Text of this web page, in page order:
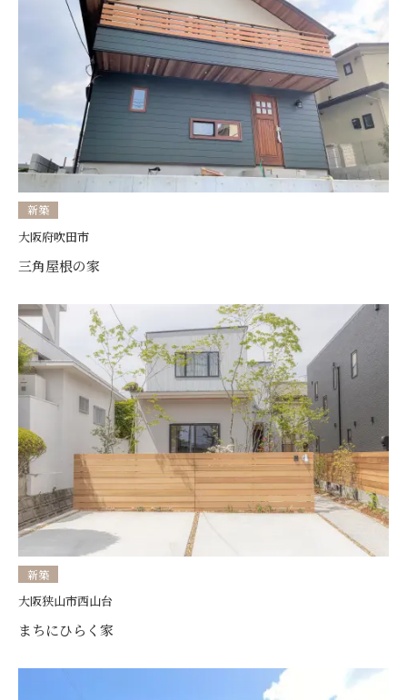
新築
大阪府吹田市
三角屋根の家
新築
大阪狭山市西山台
まちにひらく家